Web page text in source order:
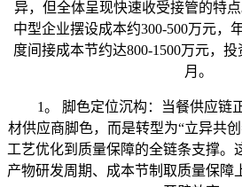
异，但全体呈现快速收受接管的特
中型企业摆设成本约300-500万元，
度间接成本节约达800-1500万元，
月。
1。 脚色定位沉构：当餐供应链
材供应商脚色，而是转型为“立异共创
工艺优化到质量保障的全链条支撑。
产物研发周期、成本节制取质量保障